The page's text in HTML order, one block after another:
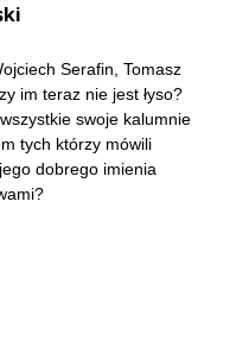
Serafin, Tomasz
im teraz nie jest łyso?
swoje kalumnie
tych którzy mówili
dobrego imienia